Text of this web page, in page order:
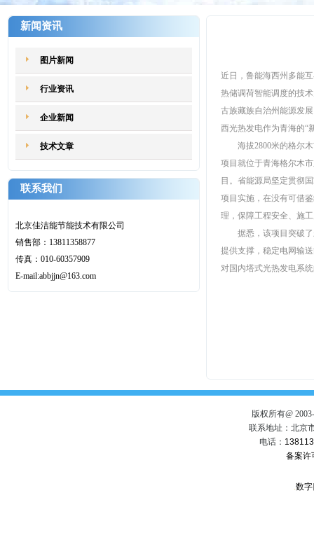
新闻资讯
图片新闻
行业资讯
企业新闻
技术文章
联系我们
北京佳洁能节能技术有限公司
销售部：13811358877
传真：010-60357909
E-mail:abbjjn@163.com
近日，鲁能海西州多能
热储调荷智能调度的技
古族藏族自治州能源发
西光热发电作为青海的“
海拔2800米的格尔木
项目就位于青海格尔木
目。省能源局坚定贯彻
项目实施，在没有可借
理，保障工程安全、施
据悉，该项目突破了
提供支撑，稳定电网输
对国内塔式光热发电系
版权所有@
联系地址：北京
电话：
备案许
.数